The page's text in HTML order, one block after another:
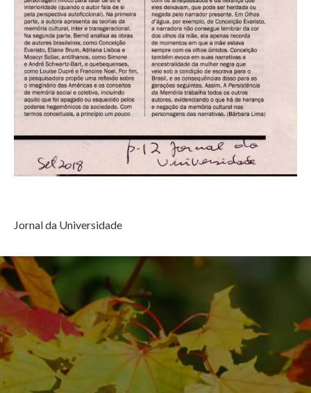
Jornal da Universidade